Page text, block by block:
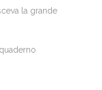
la grande